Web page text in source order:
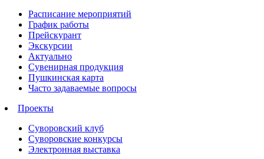
Расписание мероприятий
График работы
Прейскурант
Экскурсии
Актуально
Сувенирная продукция
Пушкинская карта
Часто задаваемые вопросы
Проекты
Суворовский клуб
Суворовские конкурсы
Электронная выставка